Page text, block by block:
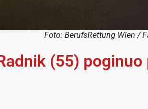
Foto: BerufsRettung Wien /
(55)